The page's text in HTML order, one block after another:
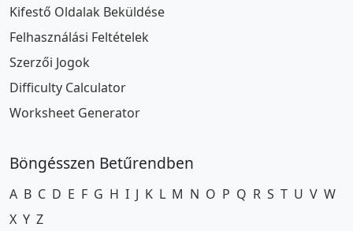
Kifestő Oldalak Beküldése
Felhasználási Feltételek
Szerzői Jogok
Difficulty Calculator
Worksheet Generator
Böngésszen Betűrendben
A B C D E F G H I J K L M N O P Q R S T U V W
X Y Z